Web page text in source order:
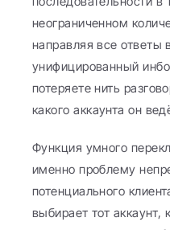
неограниченном
направляя все ответы
унифицированный
потеряете нить
какого аккаунта он
Функция умного
именно проблему
потенциального
выбирает тот